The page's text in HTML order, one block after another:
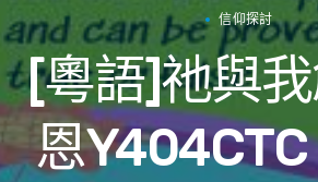
信仰探討
[粵語]祂與
恩Y404CTC